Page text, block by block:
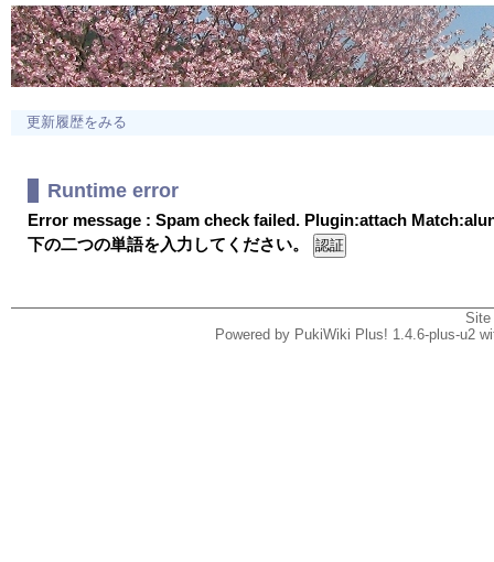
更新履歴をみる
Runtime error
Error message : Spam check failed. Plugin:attach
下の二つの単語を入力してください。
Powered by PukiWiki Plus! 1.4.6-plus-u2